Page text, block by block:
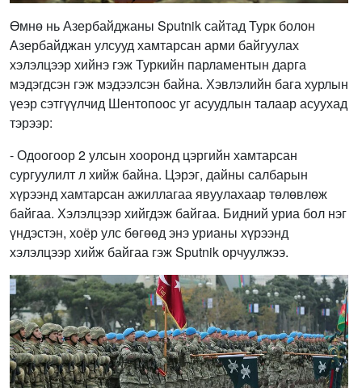
Өмнө нь Азербайджаны Sputnik сайтад Турк болон
Азербайджан улсууд хамтарсан арми байгуулах
хэлэлцээр хийнэ гэж Туркийн парламентын дарга
мэдэгдсэн гэж мэдээлсэн байна. Хэвлэлийн бага хурлын
үеэр сэтгүүлчид Шентопоос уг асуудлын талаар асуухад
тэрээр:
- Одоогоор 2 улсын хооронд цэргийн хамтарсан
сургуулилт л хийж байна. Цэрэг, дайны салбарын
хүрээнд хамтарсан ажиллагаа явуулахаар төлөвлөж
байгаа. Хэлэлцээр хийгдэж байгаа. Бидний уриа бол нэг
үндэстэн, хоёр улс бөгөөд энэ урианы хүрээнд
хэлэлцээр хийж байгаа гэж Sputnik орчуулжээ.